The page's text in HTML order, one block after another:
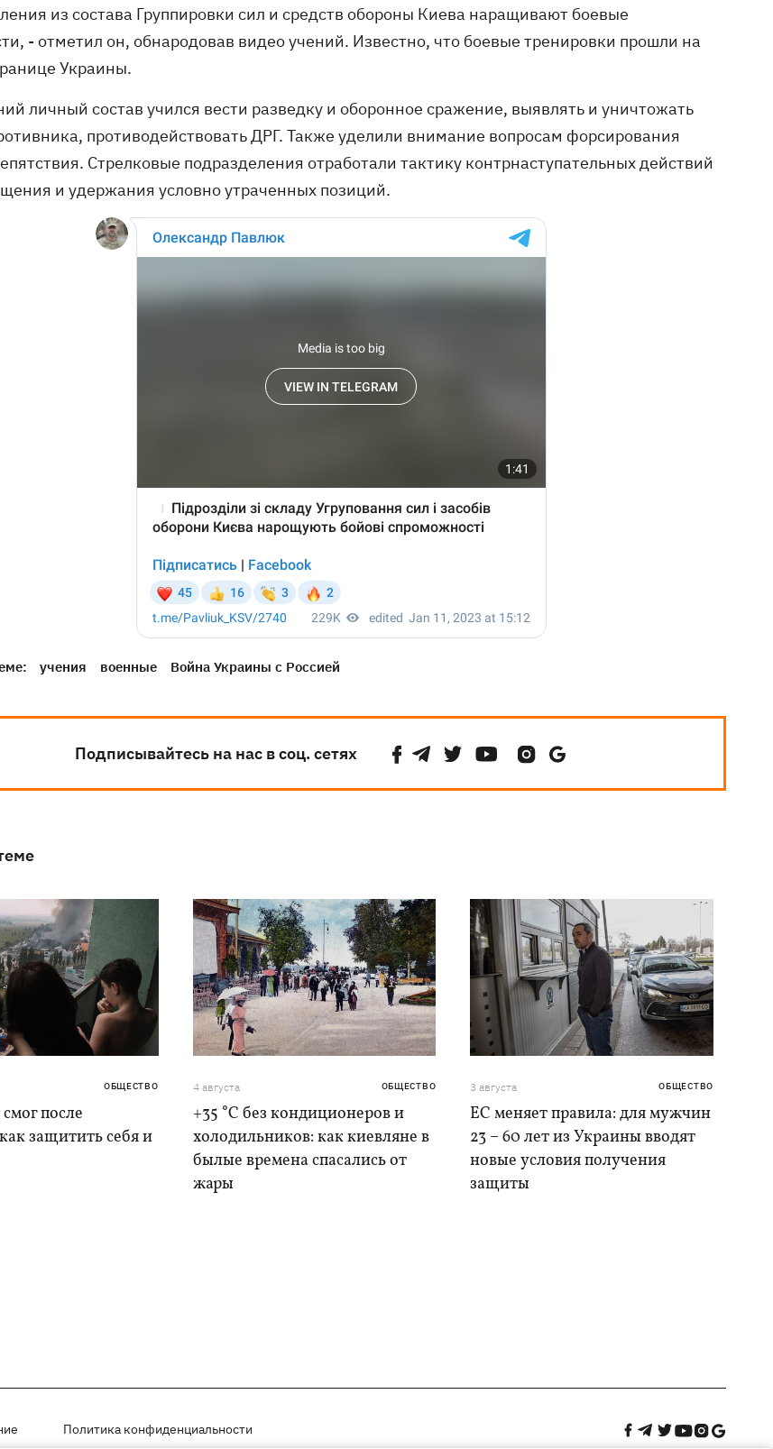
из состава Группировки сил и средств обороны Киева наращивают боевые
- отметил он, обнародовав видео учений. Известно, что боевые тренировки прошли на
Украины.
личный состав учился вести разведку и оборонное сражение, выявлять и уничтожать
противодействовать ДРГ. Также уделили внимание вопросам форсирования
Стрелковые подразделения отработали тактику контрнаступательных действий
и удержания условно утраченных позиций.
учения военные Война Украины с Россией
Подписывайтесь на нас в соц. сетях
ОБЩЕСТВО
после
защитить себя и
4 августа ОБЩЕСТВО
+35 °C без кондиционеров и
холодильников: как киевляне в
былые времена спасались от
жары
3 августа ОБЩЕСТВО
ЕС меняет правила: для мужчин
23 – 60 лет из Украины вводят
новые условия получения
защиты
Политика конфиденциальности